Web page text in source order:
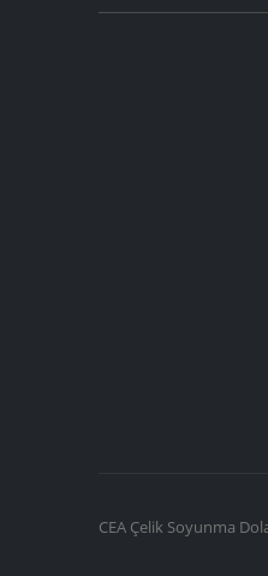
CEA Çelik Soyunma